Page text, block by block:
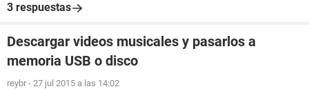
3 respuestas
Descargar videos musicales y pasarlos a
memoria USB o disco
reybr - 27 jul 2015 a las 14:02